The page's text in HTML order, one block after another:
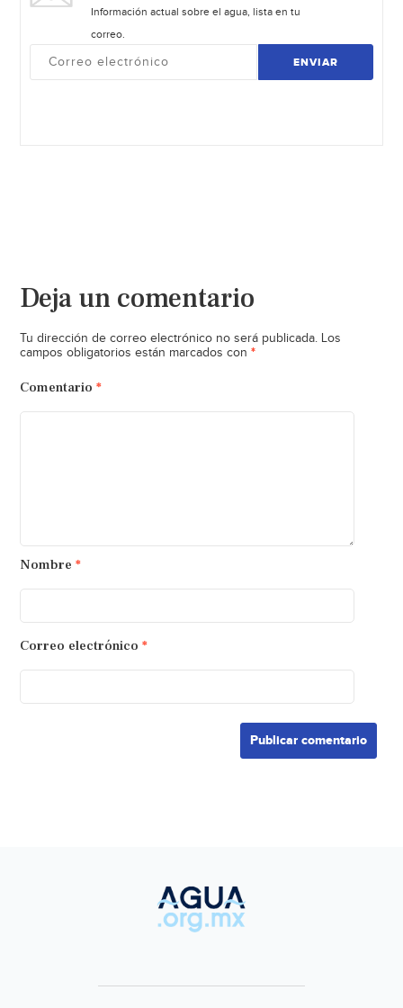
Información actual sobre el agua, lista en tu
correo.
ENVIAR
Deja un comentario
Tu dirección de correo electrónico no será publicada. Los
campos obligatorios están marcados con *
Comentario *
Nombre *
Correo electrónico *